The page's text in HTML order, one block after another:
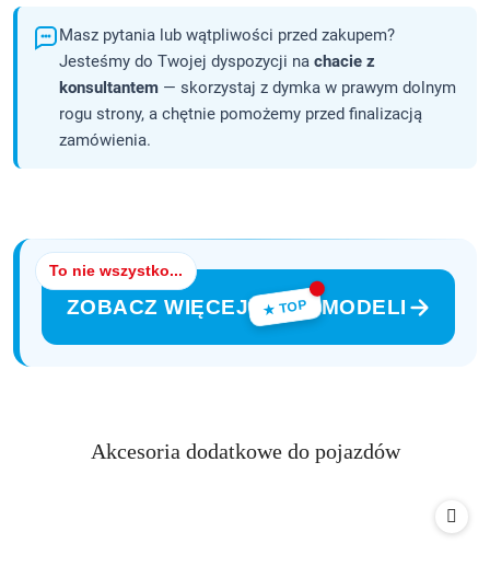
Masz pytania lub wątpliwości przed zakupem?
Jesteśmy do Twojej dyspozycji na chacie z
konsultantem — skorzystaj z dymka w prawym dolnym
rogu strony, a chętnie pomożemy przed finalizacją
zamówienia.
To nie wszystko...
ZOBACZ WIĘCEJ ★ TOP MODELI
Pomiń karuzelę produktów
Produkty
Akcesoria dodatkowe do pojazdów